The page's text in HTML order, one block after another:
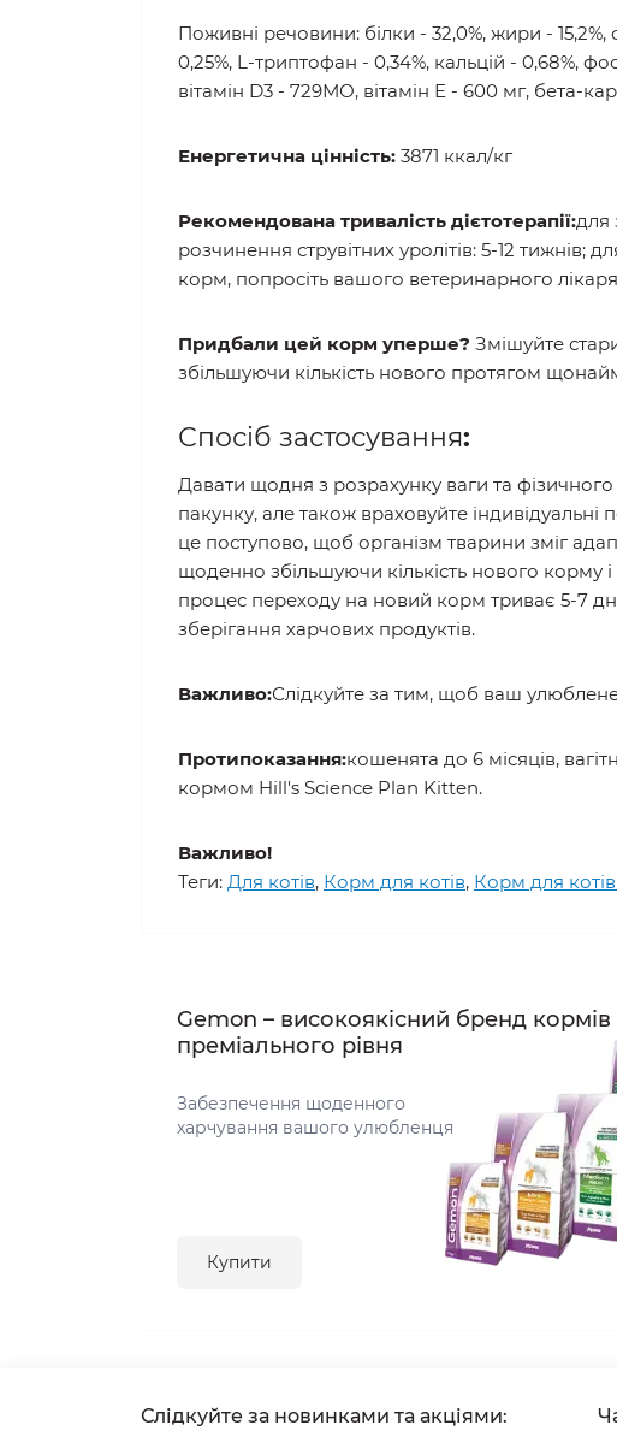
Поживні речовини: білки - 32,0%, жири -
0,25%, L-триптофан - 0,34%, кальцій - 0,68%,
вітамін D3 - 729МО, вітамін Е - 600 мг, бета-
Енергетична цінність: 3871 ккал/кг
Рекомендована тривалість дієтотерапії:для
розчинення струвітних уролітів: 5-12
корм, попросіть вашого ветеринарного
Придбали цей корм уперше? Змішуйте
збільшуючи кількість нового протягом
Спосіб застосування:
Давати щодня з розрахунку ваги та
пакунку, але також враховуйте
це поступово, щоб організм тварини зміг
щоденно збільшуючи кількість нового корму
процес переходу на новий корм триває 5-7
зберігання харчових продуктів.
Важливо:Слідкуйте за тим, щоб ваш
Протипоказання:кошенята до 6 місяців,
кормом Hill's Science Plan Kitten.
Важливо!
Теги: Для котів, Корм для котів, Корм для
Gemon – високоякісний бренд кормів
преміального рівня
Забезпечення щоденного
харчування вашого улюбленця
Купити
Слідкуйте за новинками та акціями: